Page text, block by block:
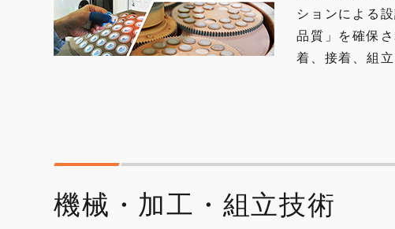
ションによる
品質」を確保
着、接着、組
機械・加工・組立技術